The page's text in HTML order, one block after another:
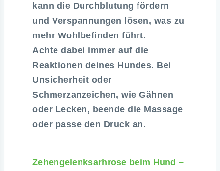
kann die Durchblutung fördern
und Verspannungen lösen, was zu
mehr Wohlbefinden führt.
Achte dabei immer auf die
Reaktionen deines Hundes. Bei
Unsicherheit oder
Schmerzanzeichen, wie Gähnen
oder Lecken, beende die Massage
oder passe den Druck an.
Zehengelenksarhrose beim Hund –